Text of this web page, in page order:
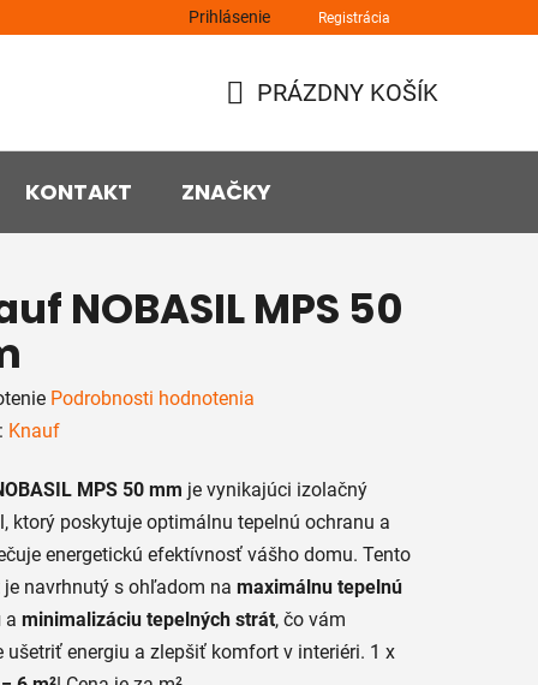
Prihlásenie Registrácia
KOŠÍK
PRÁZDNY KOŠÍK
KONTAKT ZNAČKY
NOBASIL MPS 50
Podrobnosti hodnotenia
Knauf
MPS 50 mm je vynikajúci izolačný
ktorý poskytuje optimálnu tepelnú ochranu a
energetickú efektívnosť vášho domu. Tento
je navrhnutý s ohľadom na maximálnu tepelnú
a minimalizáciu tepelných strát, čo vám
ušetriť energiu a zlepšiť komfort v interiéri. 1 x